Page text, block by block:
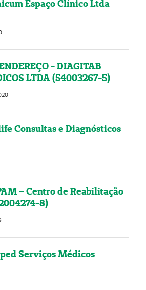
Espaço Clínico Ltda
- DIAGITAB
LTDA (54003267-5)
Consultas e Diagnósticos
– Centro de Reabilitação
8)
Serviços Médicos